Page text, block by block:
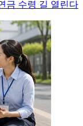
금 수령 길 열린다